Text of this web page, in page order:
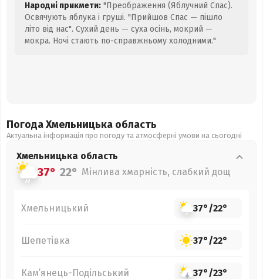
Народні прикмети: "Преображення (Яблучний Спас).
Освячують яблука і груші. "Прийшов Спас — пішло
літо від нас". Сухий день — суха осінь, мокрий —
мокра. Ночі стають по-справжньому холодними."
Погода Хмельницька область
Актуальна інформація про погоду та атмосферні умови на сьогодні
Хмельницька область
37° 22° Мінлива хмарність, слабкий дощ
Хмельницький 37°/22°
Шепетівка 37°/22°
Кам’янець-Подільський 37°/23°